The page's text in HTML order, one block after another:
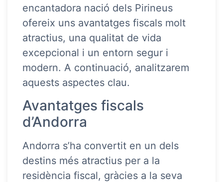
encantadora nació dels Pirineus
ofereix uns avantatges fiscals molt
atractius, una qualitat de vida
excepcional i un entorn segur i
modern. A continuació, analitzarem
aquests aspectes clau.
Avantatges fiscals
d’Andorra
Andorra s’ha convertit en un dels
destins més atractius per a la
residència fiscal, gràcies a la seva